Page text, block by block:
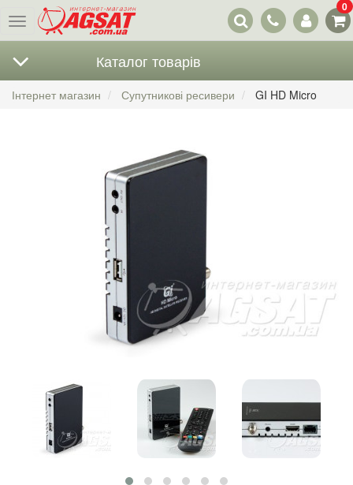
Меню
Наші
контакти
0
Каталог товарів
Інтернет магазин Супутникові ресивери GI HD Micro